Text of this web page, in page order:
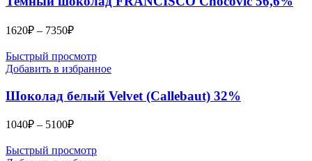
1620₽ – 7350₽Диапазон
1620₽
–
Быстрый просмотр
Добавить в избранное
Шоколад белый Velvet (Callebaut) 32%
1040₽ – 5100₽Диапазон
1040₽
Быстрый просмотр